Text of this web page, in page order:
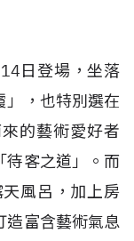
日登場，坐落
」，也特別選在
的藝術愛好者
待客之道」。而
風呂，加上房
造富含藝術氣息